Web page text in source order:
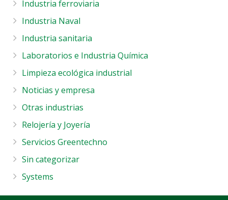
Industria ferroviaria
Industria Naval
Industria sanitaria
Laboratorios e Industria Química
Limpieza ecológica industrial
Noticias y empresa
Otras industrias
Relojería y Joyería
Servicios Greentechno
Sin categorizar
Systems